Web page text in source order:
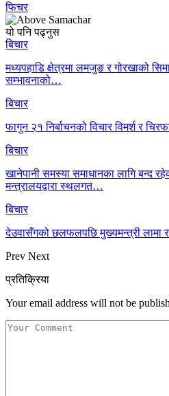
फिचर
यो पनि पढ्नुस
बिचार
मध्यपहाडि क्षेत्रमा लमजुङ र गोरखाको
सम्भावनाको…
बिचार
फागुन २१ निर्बाचनको विचार विमर्श र
बिचार
खानेपानी समस्या समाधानका लागि बन्द
मन्त्रालयद्वारा स्थलगत…
बिचार
देउवासँगको छलफलपछि मुख्यमन्त्री लामा
Prev Next
प्रतिक्रिया
Your email address will not be